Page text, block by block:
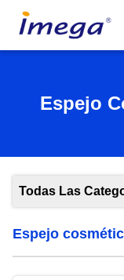
Espejo
Todas Las
Espejo